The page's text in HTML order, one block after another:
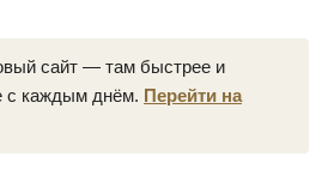
сайт — там быстрее и
с каждым днём. Перейти на